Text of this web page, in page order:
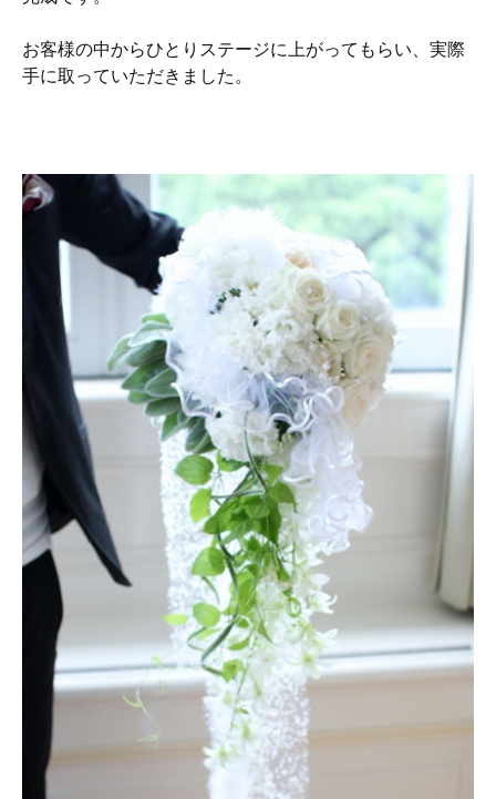
お客様の中からひとりステージに上がってもらい、実際
手に取っていただきました。